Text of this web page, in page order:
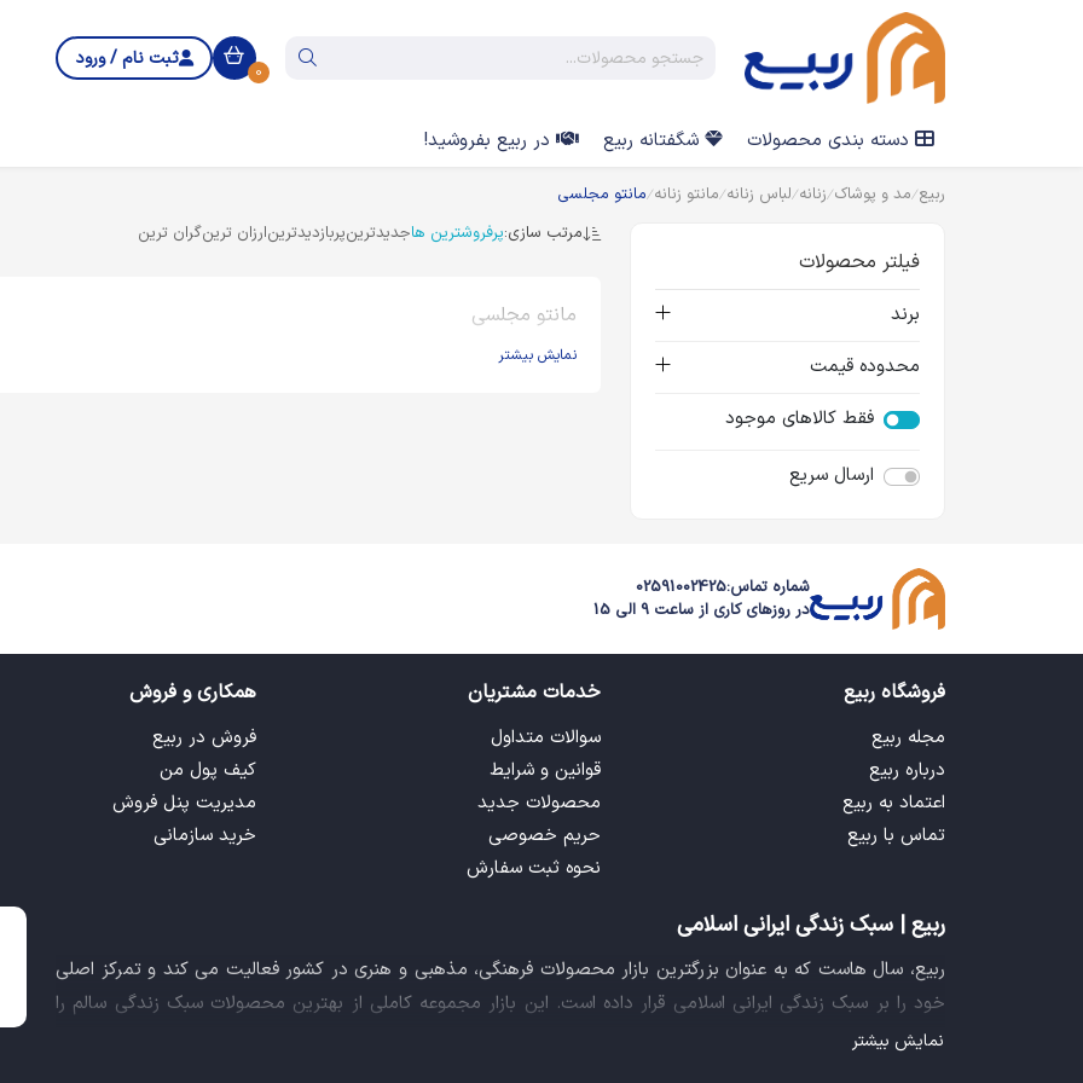
0
ثبت نام / ورود
دسته بندی محصولات شگفتانه ربیع در ربیع بفروشید!
ربیع مد و پوشاک زنانه لباس زنانه مانتو زنانه مانتو مجلسی
فیلتر محصولات
برند
محدوده قیمت
فقط کالاهای موجود
ارسال سریع
مرتب سازی:پرفروشترین هاجدیدترینپربازدیدترینارزان ترینگران ترین
مانتو مجلسی
نمایش بیشتر
شماره تماس:02591002425
در روزهای کاری از ساعت 9 الی 15
فروشگاه ربیع
مجله ربیع
درباره ربیع
اعتماد به ربیع
تماس با ربیع
خدمات مشتریان
سوالات متداول
قوانین و شرایط
محصولات جدید
حریم خصوصی
نحوه ثبت سفارش
همکاری و فروش
فروش در ربیع
کیف پول من
مدیریت پنل فروش
خرید سازمانی
ربیع | سبک زندگی ایرانی اسلامی
ربیع، سال هاست که به عنوان بزرگترین بازار محصولات فرهنگی، مذهبی و هنری در کشور فعالیت می کند و تمرکز اصلی
خود را بر سبک زندگی ایرانی اسلامی قرار داده است. این بازار مجموعه کاملی از بهترین محصولات سبک زندگی سالم را
فراهم آورده تا تمام نیازهای شما را برای خرید اینترنتی کالاهای فرهنگی، مذهبی و هنری برآورده نماید.
نمایش بیشتر